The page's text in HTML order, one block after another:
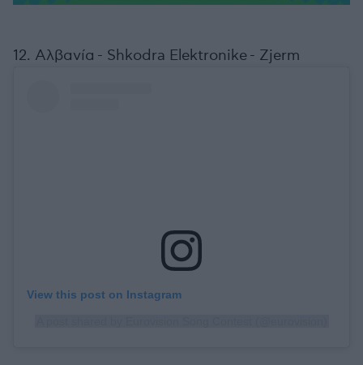
12. Αλβανία - Shkodra Elektronike - Zjerm
View this post on Instagram